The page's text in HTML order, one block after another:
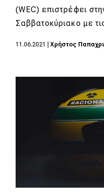
(WEC) επιστρέφει
Σαββατοκύριακο με
11.06.2021 Χρήστος